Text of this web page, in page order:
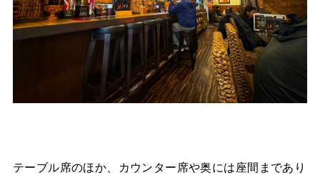
テーブル席のほか、カウンター席や奥には座間まであり